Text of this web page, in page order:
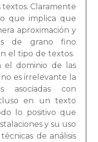
textos. Claramente
que implica que
aproximación y
de grano fino
el tipo de textos.
el dominio de las
es irrelevante la
asociadas con
en un texto
lo positivo que
y su uso
de análisis